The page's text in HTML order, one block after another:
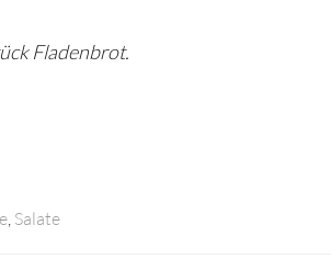
Fladenbrot.
Salate